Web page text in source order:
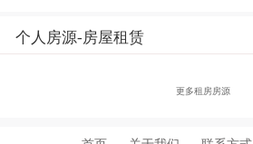
个人房源-房屋租赁
更多租房房源